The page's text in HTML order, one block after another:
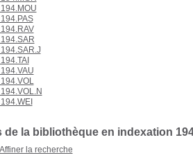
194.MOU
194.PAS
194.RAV
194.SAR
194.SAR.J
194.TAI
194.VAU
194.VOL
194.VOL.N
194.WEI
de la bibliothèque en indexation
Affiner la recherche